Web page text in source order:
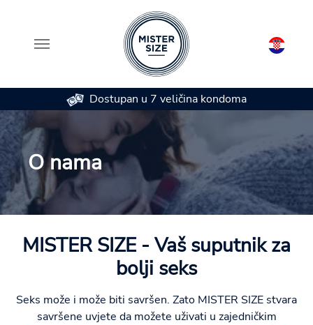
Skip to main content
Dostupan u 7 veličina kondoma
O nama
MISTER SIZE - Vaš suputnik za
bolji seks
Seks može i može biti savršen. Zato MISTER SIZE stvara
savršene uvjete da možete uživati u zajedničkim